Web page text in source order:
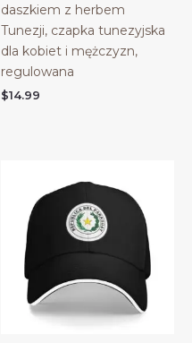
daszkiem z herbem
Tunezji, czapka tunezyjska
dla kobiet i mężczyzn,
regulowana
$14.99